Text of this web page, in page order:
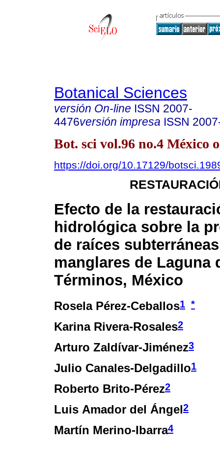
Botanical Sciences
versión On-line ISSN 2007-
4476versión impresa ISSN
Bot. sci vol.96 no.4 México
https://doi.org/10.17129/
Efecto de la
hidrológica sobre la
de raíces
manglares de Laguna
Términos, México
Rosela Pérez-Ceballos1 *
Karina Rivera-Rosales2
Arturo Zaldívar-Jiménez3
Julio Canales-Delgadillo1
Roberto Brito-Pérez2
Luis Amador del Ángel2
Martín Merino-Ibarra4